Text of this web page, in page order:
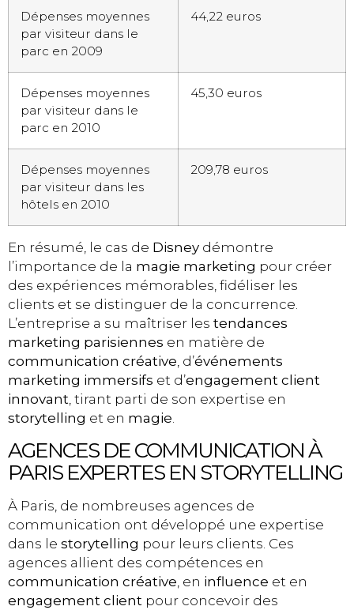
Dépenses moyennes
par visiteur dans le
parc en 2009
44,22 euros
Dépenses moyennes
par visiteur dans le
parc en 2010
45,30 euros
Dépenses moyennes
par visiteur dans les
hôtels en 2010
209,78 euros
En résumé, le cas de Disney démontre
l’importance de la magie marketing pour créer
des expériences mémorables, fidéliser les
clients et se distinguer de la concurrence.
L’entreprise a su maîtriser les tendances
marketing parisiennes en matière de
communication créative, d’événements
marketing immersifs et d’engagement client
innovant, tirant parti de son expertise en
storytelling et en magie.
AGENCES DE COMMUNICATION À
PARIS EXPERTES EN STORYTELLING
À Paris, de nombreuses agences de
communication ont développé une expertise
dans le storytelling pour leurs clients. Ces
agences allient des compétences en
communication créative , en influence et en
engagement client pour concevoir des